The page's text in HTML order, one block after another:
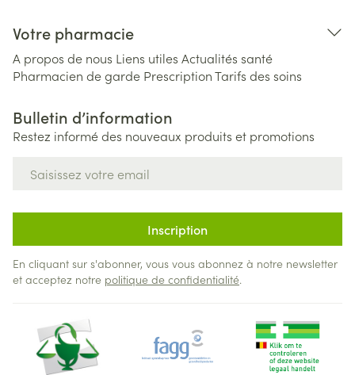
Votre pharmacie
A propos de nous Liens utiles Actualités santé
Pharmacien de garde PrescriptionTarifs des soins
Bulletin d’information
Restez informé des nouveaux produits et promotions
Inscription
En cliquant sur s'abonner, vous vous abonnez à notre newsletter
et acceptez notre politique de confidentialité.